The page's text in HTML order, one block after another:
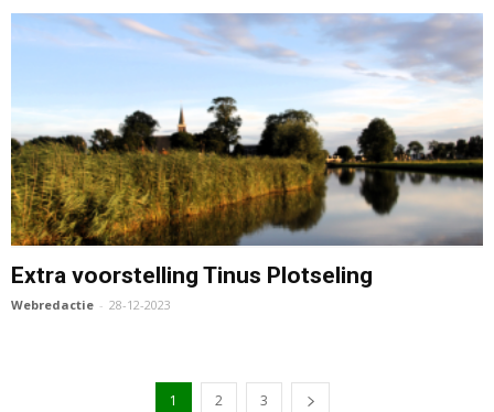
Extra voorstelling Tinus Plotseling
Webredactie - 28-12-2023
1 2 3